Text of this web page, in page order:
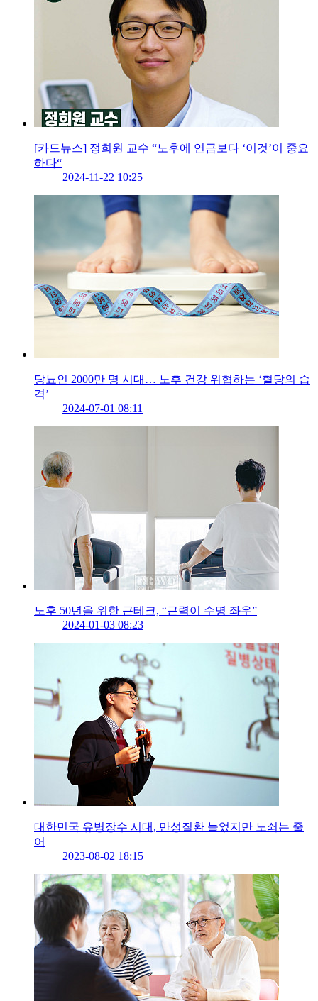
[카드뉴스] 정희원 교수 “노후에 연금보다 ‘이것’이 중요
하다“
2024-11-22 10:25
당뇨인 2000만 명 시대… 노후 건강 위협하는 ‘혈당의 습
격’
2024-07-01 08:11
노후 50년을 위한 근테크, “근력이 수명 좌우”
2024-01-03 08:23
대한민국 유병장수 시대, 만성질환 늘었지만 노쇠는 줄
어
2023-08-02 18:15